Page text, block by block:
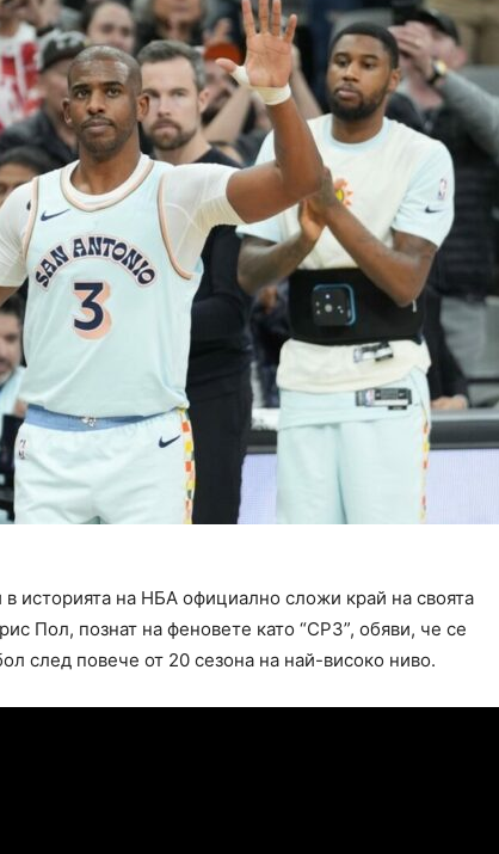
историята на НБА официално сложи край на своята
Пол, познат на феновете като “CP3”, обяви, че се
след повече от 20 сезона на най-високо ниво.